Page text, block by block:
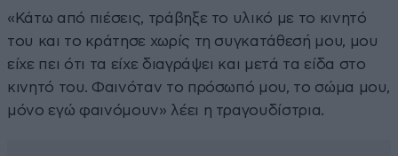
«Κάτω από πιέσεις, τράβηξε το υλικό με το κινητό
του και το κράτησε χωρίς τη συγκατάθεσή μου, μου
είχε πει ότι τα είχε διαγράψει και μετά τα είδα στο
κινητό του. Φαινόταν το πρόσωπό μου, το σώμα μου,
μόνο εγώ φαινόμουν» λέει η τραγουδίστρια.